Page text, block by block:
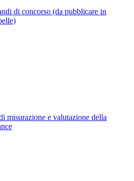
di concorso (da pubblicare in
misurazione e valutazione della